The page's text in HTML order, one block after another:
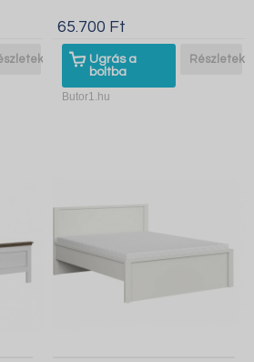
65.700 Ft
Ugrás a
boltba
Részletek
Butor1.hu